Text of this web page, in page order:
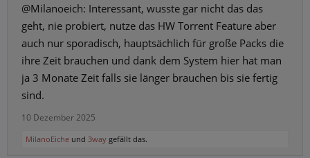
@Milanoeich: Interessant, wusste gar nicht das das
geht, nie probiert, nutze das HW Torrent Feature aber
auch nur sporadisch, hauptsächlich für große Packs die
ihre Zeit brauchen und dank dem System hier hat man
ja 3 Monate Zeit falls sie länger brauchen bis sie fertig
sind.
10 Dezember 2025
MilanoEiche und 3way gefällt das.